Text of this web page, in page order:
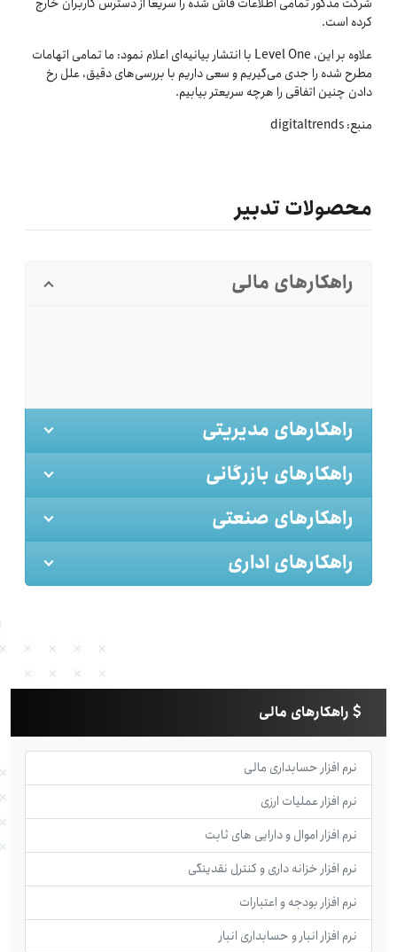
کرده است.
علاوه بر این، Level One با انتشار بیانیه‌ای اعلام نمود: ما تمامی اتهامات
مطرح شده را جدی می‌گیریم و سعی داریم با بررسی‌های دقیق، علل رخ
دادن چنین اتفاقی را هرچه سریعتر بیابیم.
منبع: digitaltrends
محصولات تدبیر
راهکارهای مالی
راهکارهای مدیریتی
راهکارهای بازرگانی
راهکارهای صنعتی
راهکارهای اداری
راهکارهای مالی
نرم افزار حسابداری مالی
نرم افزار عملیات ارزی
نرم افزار اموال و دارایی های ثابت
نرم افزار خزانه داری و کنترل نقدینگی
نرم افزار بودجه و اعتبارات
نرم افزار انبار و حسابداری انبار